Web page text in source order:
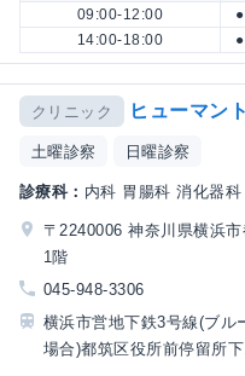
09:00-12:00
●
14:00-18:00
●
クリニック ヒューマン
土曜診察 日曜診察
診療科： 内科 胃腸科 消化器
〒2240006 神奈川県横浜
1階
045-948-3306
横浜市営地下鉄3号線(ブル
場合)都筑区役所前停留所